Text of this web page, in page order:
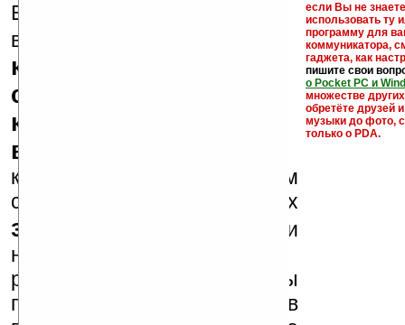
Еще раз обращаем
внимание, что
кряки - лекарства,
серийные номера,
ключи и ссылки на
варезные сайты
если Вы не
использовать ту
программу для
коммуникатора,
гаджета, как
пишите свои
о Pocket PC и
множестве
обретёте друзей
музыки до фото,
только о PDA.
к публикации на нашем
сайте в комментариях
запрещены
, как и
несанкционированная
реклама (спам). Мы
поддерживаем авторов